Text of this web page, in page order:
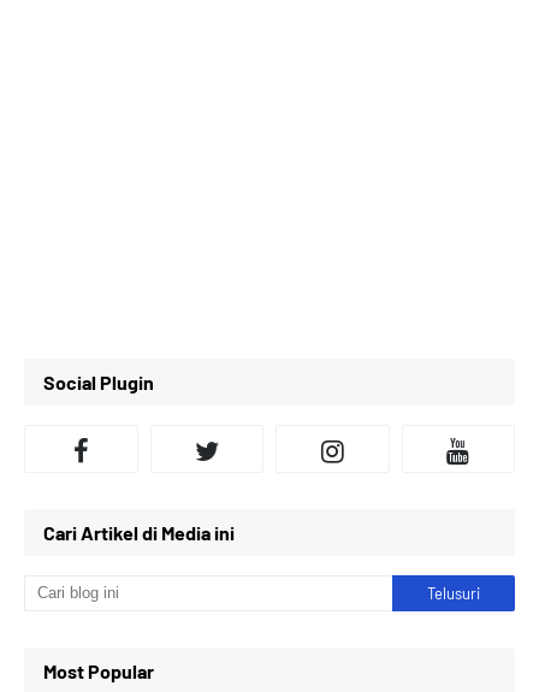
Social Plugin
Cari Artikel di Media ini
Most Popular